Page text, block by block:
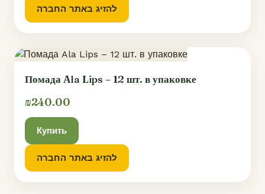
להזיג באתר החברה
Помада Ala Lips – 12 шт. в упаковке
₪240.00
Купить
להזיג באתר החברה